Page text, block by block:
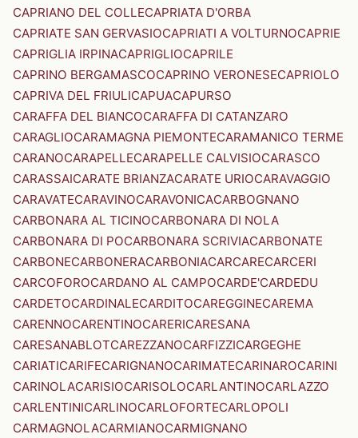
CAPRIANO DEL COLLECAPRIATA D'ORBA
CAPRIATE SAN GERVASIOCAPRIATI A VOLTURNOCAPRIE
CAPRIGLIA IRPINACAPRIGLIOCAPRILE
CAPRINO BERGAMASCOCAPRINO VERONESECAPRIOLO
CAPRIVA DEL FRIULICAPUACAPURSO
CARAFFA DEL BIANCOCARAFFA DI CATANZARO
CARAGLIOCARAMAGNA PIEMONTECARAMANICO TERME
CARANOCARAPELLECARAPELLE CALVISIOCARASCO
CARASSAICARATE BRIANZACARATE URIOCARAVAGGIO
CARAVATECARAVINOCARAVONICACARBOGNANO
CARBONARA AL TICINOCARBONARA DI NOLA
CARBONARA DI POCARBONARA SCRIVIACARBONATE
CARBONECARBONERACARBONIACARCARECARCERI
CARCOFOROCARDANO AL CAMPOCARDE'CARDEDU
CARDETOCARDINALECARDITOCAREGGINECAREMA
CARENNOCARENTINOCARERICARESANA
CARESANABLOTCAREZZANOCARFIZZICARGEGHE
CARIATICARIFECARIGNANOCARIMATECARINAROCARINI
CARINOLACARISIOCARISOLOCARLANTINOCARLAZZO
CARLENTINICARLINOCARLOFORTECARLOPOLI
CARMAGNOLACARMIANOCARMIGNANO